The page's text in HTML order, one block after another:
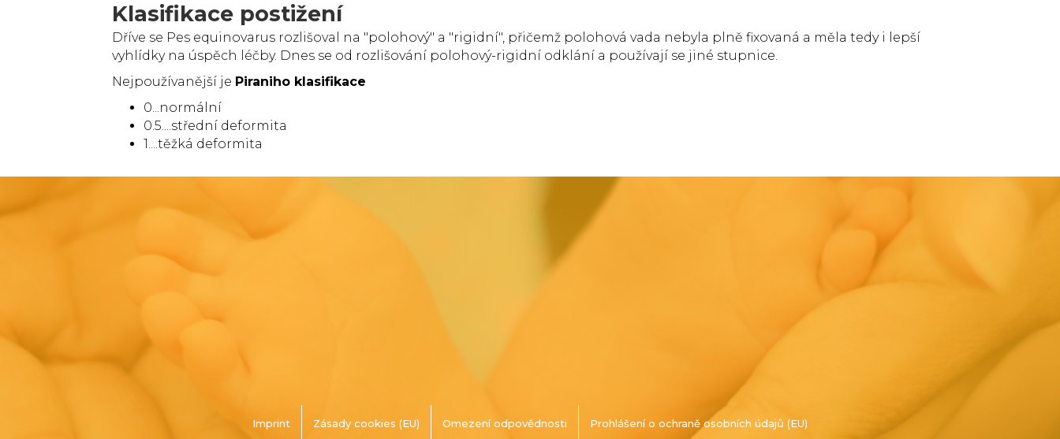
Klasifikace postižení
Dříve se Pes equinovarus rozlišoval na "polohový" a "rigidní", přičemž polohová vada nebyla plně fixovaná a měla tedy i lepší
vyhlídky na úspěch léčby. Dnes se od rozlišování polohový-rigidní odklání a používají se jiné stupnice.
Nejpoužívanější je Piraniho klasifikace
0...normální
0.5....střední deformita
1....těžká deformita
Imprint Zásady cookies (EU) Omezení odpovědnosti Prohlášení o ochraně osobních údajů (EU)